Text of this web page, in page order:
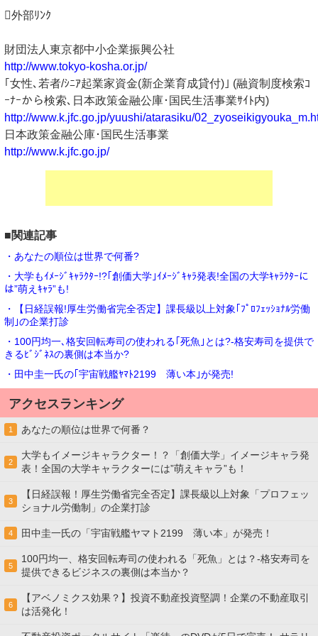
外部ﾘﾝｸ
財団法人東京都中小企業振興公社
http://www.tokyo-kosha.or.jp/
｢女性､若者/ｼﾆｱ起業家資金(新企業育成貸付)｣ (融資制度検索ｺ
ｰﾅｰから検索､日本政策金融公庫･国民生活事業ｻｲﾄ内)
http://www.k.jfc.go.jp/yuushi/atarasiku/
日本政策金融公庫･国民生活事業
http://www.k.jfc.go.jp/
■関連記事
・あなたの順位は世界で何番?
・大学もｲﾒｰｼﾞｷｬﾗｸﾀｰ!?｢創価大学｣ｲﾒｰｼﾞｷｬﾗ発表!全国の大学ｷｬﾗｸﾀｰに
は”萌えｷｬﾗ”も!
・【日経誤報!厚生労働省完全否定】課長級以上対象｢ﾌﾟﾛﾌｪｯｼｮﾅﾙ労働
制｣の企業打診
・100円均一､格安回転寿司の使われる｢死魚｣とは?-格安寿司を提供で
きるﾋﾞｼﾞﾈｽの裏側は本当か?
・田中圭一氏の｢宇宙戦艦ﾔﾏﾄ2199 薄い本｣が発売!
アクセスランキング
1 あなたの順位は世界で何番？
2
大学もイメージキャラクター！？「創価大学」イメージキャラ発
表！全国の大学キャラクターには”萌えキャラ”も！
3
【日経誤報！厚生労働省完全否定】課長級以上対象「プロフェッ
ショナル労働制」の企業打診
4 田中圭一氏の「宇宙戦艦ヤマト2199 薄い本」が発売！
5
100円均一、格安回転寿司の使われる「死魚」とは？-格安寿司を
提供できるビジネスの裏側は本当か？
6
【アベノミクス効果？】投資不動産投資堅調！企業の不動産取引
は活発化！